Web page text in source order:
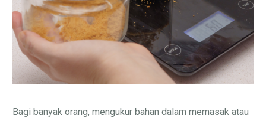
Bagi banyak orang, mengukur bahan dalam memasak atau